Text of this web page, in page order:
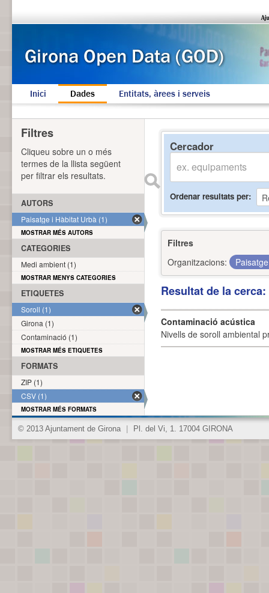
Inici Dades Entitats, àrees i serveis
Cercador
Ordenar resultats per
Filtres
Organitzacions:
Resultat de la
Contaminació acústica
Nivells de soroll ambiental
Filtres
Cliqueu sobre un o més
termes de la llista següent
per filtrar els resultats.
AUTORS
Paisatge i Hàbitat Urbà (1)
MOSTRAR MÉS AUTORS
CATEGORIES
Medi ambient (1)
MOSTRAR MENYS CATEGORIES
ETIQUETES
Soroll (1)
Girona (1)
Contaminació (1)
MOSTRAR MÉS ETIQUETES
FORMATS
ZIP (1)
CSV (1)
MOSTRAR MÉS FORMATS
© 2013 Ajuntament de Girona Pl. del Vi, 1. 17004 GIRONA